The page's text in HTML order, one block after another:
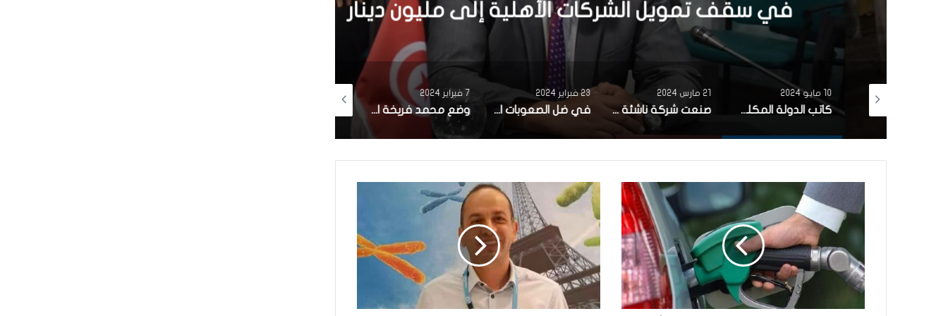
في سقف تمويل الشركات الأهلية إلى مليون دينار
كاتب الدولة المكلف بالشركات الاهلية: قريبا الترفيع في سقف تمويل الشركات الأهلية إلى مليون دينار صنعت شركة ناشئة تونسية.. بلدية سوسة تنطلق في تجربة ‘zigofiltre’
23 فبراير 2024
في ضل الصعوبات الاقتصادية : تاخر كبير في الاعلان عن تركيبة الهيئة الوطنية للصلح الجزائي وانطلاق اشغالها وضع محمد فريخة الصحي صعب ونقله الي المستشفى
17 يناير 2024